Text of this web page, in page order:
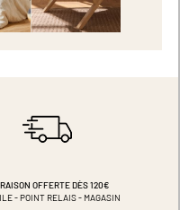
OFFERTE DÈS 120€
- POINT RELAIS - MAGASIN